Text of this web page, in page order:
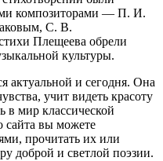
композиторами — П. И.
С. В.
Плещеева обрели
культуры.
актуальной и сегодня. Она
учит видеть красоту
в мир классической
сайта вы можете
прочитать их или
доброй и светлой поэзии.